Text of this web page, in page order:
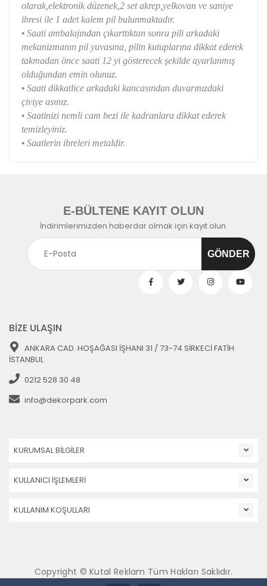
olarak,elektronik düzenek,2 set akrep,yelkovan ve saniye
ibresi ile 1 adet kalem pil bulunmaktadır.
• Saati ambalajından çıkarttıktan sonra pili arkadaki
mekanizmanın pil yuvasına, pilin kutuplarına dikkat ederek
takmadan önce saati 12 yi gösterecek şekilde ayarlanmış
olduğundan emin olunuz.
• Saati dikkatlice arkadaki kancasından duvarınızdaki
çiviye asınız.
• Saatinizi nemli cam bezi ile kadranlara dikkat ederek
temizleyiniz.
• Saatlerin ibreleri metaldir.
E-BÜLTENE KAYIT OLUN
İndirimlerimizden haberdar olmak için kayıt olun.
BİZE ULAŞIN
ANKARA CAD. HOŞAĞASI İŞHANI 31 / 73-74 SİRKECİ FATİH
İSTANBUL
0212 528 30 48
info@dekorpark.com
KURUMSAL BİLGİLER
KULLANICI İŞLEMLERİ
KULLANIM KOŞULLARI
Copyright © Kutal Reklam Tüm Hakları Saklıdır.